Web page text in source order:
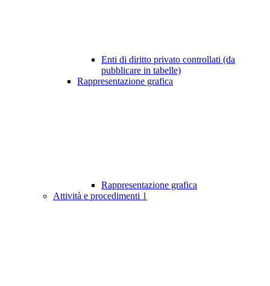
Enti di diritto privato controllati (da
pubblicare in tabelle)
Rappresentazione grafica
Rappresentazione grafica
Attività e procedimenti 1